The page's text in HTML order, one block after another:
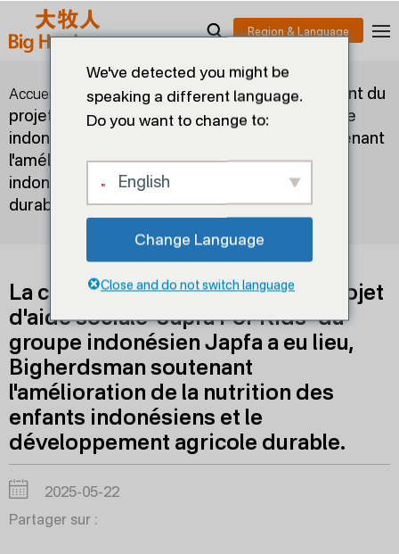
Accueil Blogs >
La cérémonie de lancement du
projet d'aide sociale "Japfa For Kids" du groupe
indonésien Japfa a eu lieu, Bigherdsman soutenant
l'amélioration de la nutrition des enfants
indonésiens et le développement agricole
durable.
La cérémonie de lancement du projet
d'aide sociale "Japfa For Kids" du
groupe indonésien Japfa a eu lieu,
Bigherdsman soutenant
l'amélioration de la nutrition des
enfants indonésiens et le
développement agricole durable.
2025-05-22
Partager sur :
We've detected you might be
speaking a different language.
Do you want to change to:
English
Change Language
Close and do not switch language